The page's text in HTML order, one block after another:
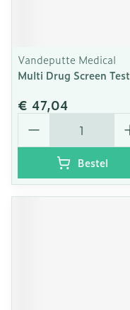
Vandeputte Medical
Multi Drug Screen Test
€ 47,04
Aantal
Bestel